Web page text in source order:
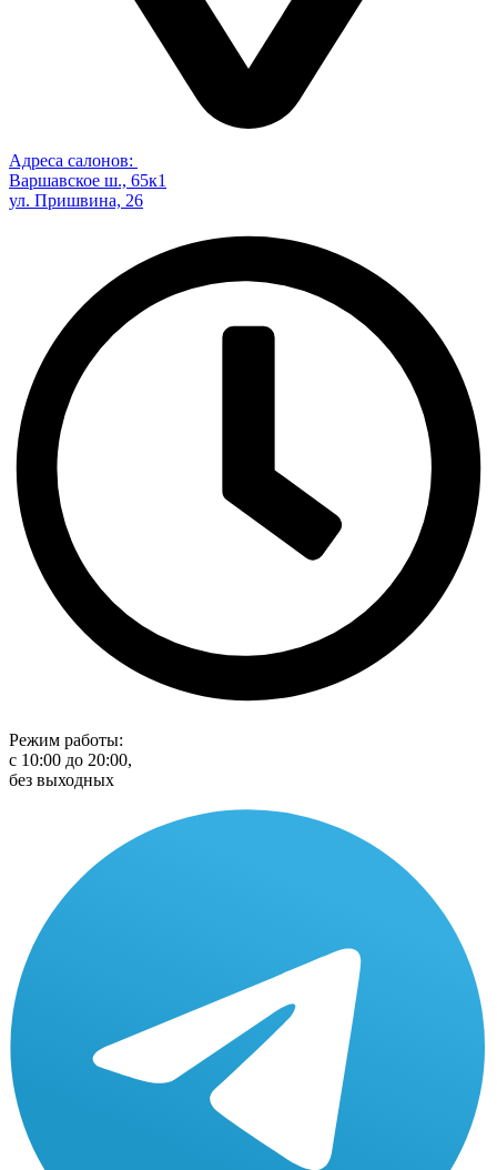
Адреса салонов:
Варшавское ш., 65к1
ул. Пришвина, 26
Режим работы:
с 10:00 до 20:00,
без выходных